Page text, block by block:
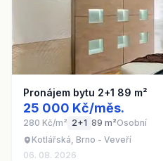
Pronájem bytu 2+1 89 m²
25 000 Kč/měs.
280 Kč/m² 2+1 89 m²Osobní
Kotlářská, Brno - Veveří
06. 08. 2026